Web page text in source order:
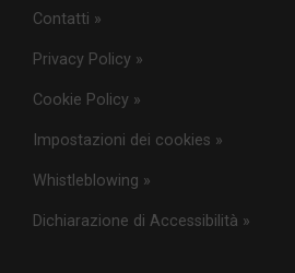
Contatti »
Privacy Policy »
Cookie Policy »
Impostazioni dei cookies »
Whistleblowing »
Dichiarazione di Accessibilità »